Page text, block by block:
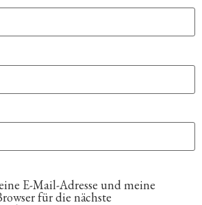
E-Mail-Adresse und meine
für die nächste